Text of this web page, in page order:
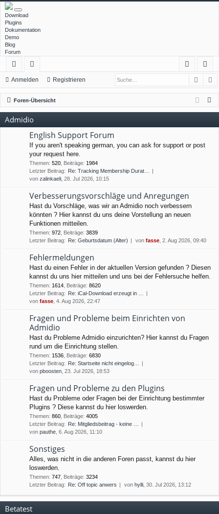
Download
Plugins
Dokumentation
Demo
Blog
Forum
ch
ne
llz
ug
or
en
m
el
ist
rie
Anmelden Registrieren
Foren-Übersicht
Admidio
English Support Forum
If you aren't speaking german, you can ask for support or post
your request here.
Themen: 520 Beiträge: 1984
Letzter Beitrag: Re: Tracking Membership Durat…
von zalinkaeli , 28. Jul 2026, 10:15
Verbesserungsvorschläge und Anregungen
Hast du Vorschläge, was wir an Admidio noch verbessern
könnten ? Hier kannst du uns deine Vorstellung an neuen
Funktionen mitteilen.
Themen: 972 Beiträge: 3839
Letzter Beitrag: Re: Geburtsdatum (Alter) von fasse , 2. Aug 2026, 09:40
Fehlermeldungen
Hast du einen Fehler in der aktuellen Version gefunden ? Diesen
kannst du uns hier mitteilen und uns bei der Fehlersuche helfen.
Themen: 1614 Beiträge: 8620
Letzter Beitrag: Re: iCal-Download erzeugt in …
von fasse , 4. Aug 2026, 22:47
Fragen und Probleme beim Einrichten von
Admidio
Hast du Probleme Admidio einzurichten? Hier kannst du Fragen
rund um die Einrichtung stellen.
Themen: 1536 Beiträge: 6830
Letzter Beitrag: Re: Startseite nicht eingelog…
von pboosten , 23. Jul 2026, 18:53
Fragen und Probleme zu den Plugins
Hast du Probleme oder Fragen bei der Einrichtung bestimmter
Plugins ? Diese kannst du hier loswerden.
Themen: 860 Beiträge: 4005
Letzter Beitrag: Re: Mitgliedsbeitrag - keine …
von pauthe , 6. Aug 2026, 11:10
Sonstiges
Alles, was nicht in die anderen Foren passt, kannst du hier
loswerden.
Themen: 747 Beiträge: 3234
Letzter Beitrag: Re: Off topic anwers von hylli , 30. Jul 2026, 13:12
Betatest